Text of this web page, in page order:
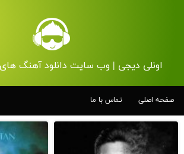
اونلی دیجی | وب سایت دانلود آهنگ
صفحه اصلی تماس با ما